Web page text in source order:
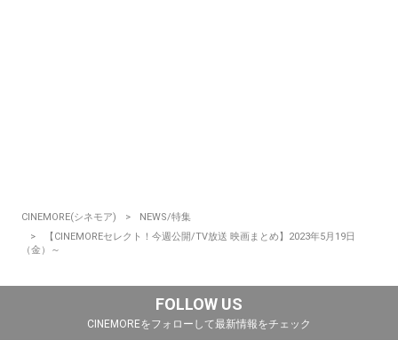
CINEMORE(シネモア)
NEWS/特集
【CINEMOREセレクト！今週公開/TV放送 映画まとめ】2023年5月19日
（金）～
FOLLOW US
CINEMOREをフォローして最新情報をチェック